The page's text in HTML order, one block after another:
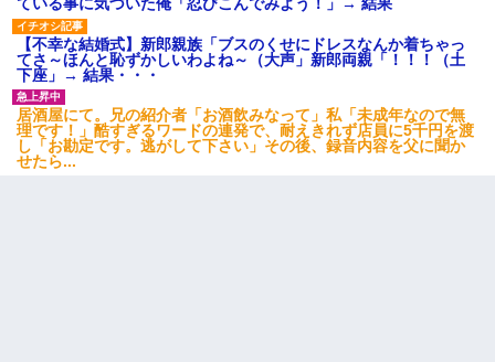
17年飼っていた犬が亡くなった。鼻水垂らし嗚咽する私に、猫が
近づいて頭突きをしてきて…
22歳の頃、父に36歳の男性とお見合いをしてくれと頼まれた。父
の親会社の経営者の息子さんだったので、父も喜んで私の写真を
送ったんだが→
ている事に気づいた俺「忍びこんでみよう！」→ 結果
【不幸な結婚式】新郎親族「ブスのくせにドレスなんか着ちゃっ
てさ～ほんと恥ずかしいわよね～（大声」新郎両親「！！！（土
下座」→ 結果・・・
居酒屋にて。兄の紹介者「お酒飲みなって」私「未成年なので無
理です！」酷すぎるワードの連発で、耐えきれず店員に5千円を渡
し「お勘定です。逃がして下さい」その後、録音内容を父に聞か
せたら...